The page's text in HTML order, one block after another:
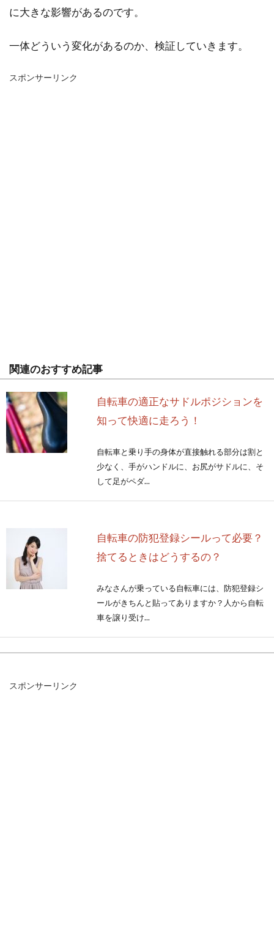
に大きな影響があるのです。
一体どういう変化があるのか、検証していきます。
スポンサーリンク
関連のおすすめ記事
自転車の適正なサドルポジションを
知って快適に走ろう！
自転車と乗り手の身体が直接触れる部分は割と
少なく、手がハンドルに、お尻がサドルに、そ
して足がペダ...
自転車の防犯登録シールって必要？
捨てるときはどうするの？
みなさんが乗っている自転車には、防犯登録シ
ールがきちんと貼ってありますか？人から自転
車を譲り受け...
スポンサーリンク